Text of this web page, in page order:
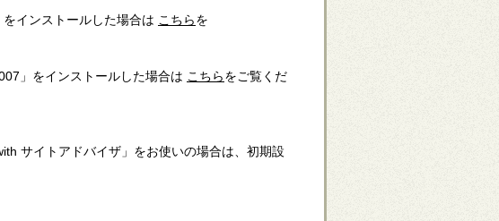
インストールした場合は こちらを
」をインストールした場合は こちらをご覧くだ
サイトアドバイザ」をお使いの場合は、初期設